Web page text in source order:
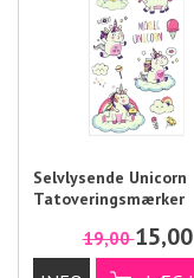
Selvlysende Unicorn
Tatoveringsmærker
19,0015,00